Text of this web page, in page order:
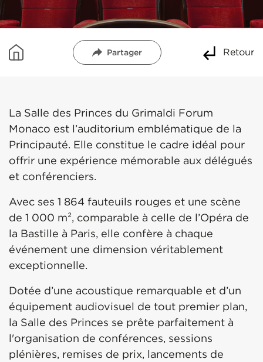
Partager Retour
La Salle des Princes du Grimaldi Forum
Monaco est l’auditorium emblématique de la
Principauté. Elle constitue le cadre idéal pour
offrir une expérience mémorable aux délégués
et conférenciers.
Avec ses 1 864 fauteuils rouges et une scène
de 1 000 m², comparable à celle de l’Opéra de
la Bastille à Paris, elle confère à chaque
événement une dimension véritablement
exceptionnelle.
Dotée d’une acoustique remarquable et d’un
équipement audiovisuel de tout premier plan,
la Salle des Princes se prête parfaitement à
l'organisation de conférences, sessions
plénières, remises de prix, lancements de